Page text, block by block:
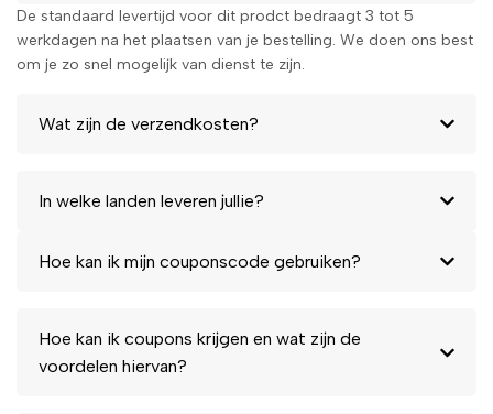
De standaard levertijd voor dit prodct bedraagt 3 tot 5
werkdagen na het plaatsen van je bestelling. We doen ons best
om je zo snel mogelijk van dienst te zijn.
Wat zijn de verzendkosten?
In welke landen leveren jullie?
Hoe kan ik mijn couponscode gebruiken?
Hoe kan ik coupons krijgen en wat zijn de
voordelen hiervan?